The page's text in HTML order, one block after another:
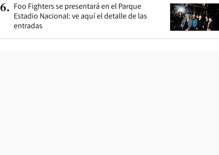
6. Foo Fighters se presentará en el Parque
Estadio Nacional: ve aquí el detalle de las
entradas